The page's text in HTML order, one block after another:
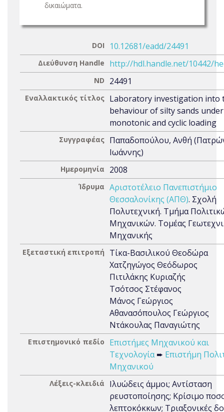
δικαιώματα.
DOI 10.12681/eadd/24491
Διεύθυνση Handle http://hdl.handle.net/10442/
ND 24491
Εναλλακτικός τίτλος Laboratory investigation into
behaviour of silty sands under
monotonic and cyclic loading
Συγγραφέας Παπαδοπούλου, Ανθή
Ιωάννης)
Ημερομηνία 2008
Ίδρυμα Αριστοτέλειο Πανεπιστήμιο
Θεσσαλονίκης (ΑΠΘ). Σχολή
Πολυτεχνική. Τμήμα
Μηχανικών. Τομέας
Μηχανικής
Εξεταστική επιτροπή
Τίκα-Βασιλικού Θεοδώρα
Χατζηγώγος Θεόδωρος
Πιτιλάκης Κυριαζής
Τσότσος Στέφανος
Μάνος Γεώργιος
Αθανασόπουλος Γεώργιος
Ντάκουλας Παναγιώτης
Επιστημονικό πεδίο
Επιστήμες Μηχανικού και
Τεχνολογία➨ Επιστήμη
Μηχανικού
Λέξεις-κλειδιά
Ιλυώδεις άμμοι; Αντίσταση
ρευστοποίησης; Κρίσιμο
λεπτοκόκκων; Τριαξονικές